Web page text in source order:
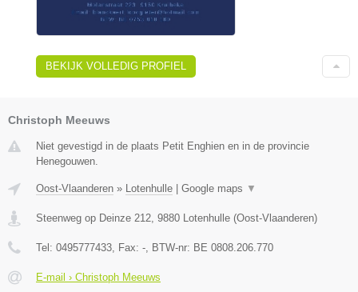
BEKIJK VOLLEDIG PROFIEL
Christoph Meeuws
Niet gevestigd in de plaats Petit Enghien en in de provincie
Henegouwen.
Oost-Vlaanderen » Lotenhulle | Google maps ▼
Steenweg op Deinze 212 9880 Lotenhulle (Oost-Vlaanderen)
Tel: 0495777433 , Fax: - , BTW-nr: BE 0808.206.770
E-mail › Christoph Meeuws